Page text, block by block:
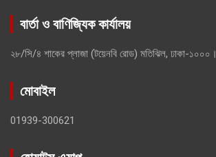
বার্তা ও বাণিজ্যিক কার্যালয়
২৮/সি/৪ শাকের প্লাজা (টয়েনবি রোড) মতিঝিল, ঢাকা-১০০০।
মোবাইল
01939-300621